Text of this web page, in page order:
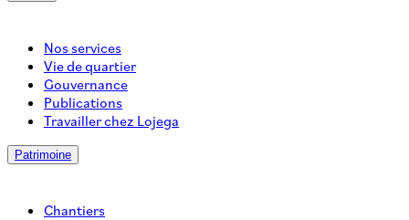
Nos services
Vie de quartier
Gouvernance
Publications
Travailler chez Lojega
Patrimoine
Chantiers